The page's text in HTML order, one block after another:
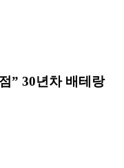
” 30년차 배테랑